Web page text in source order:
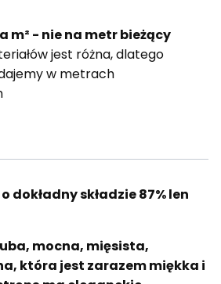
m² - nie na metr bieżący
jest różna, dlatego
w metrach
dokładny składzie 87% len
mocna, mięsista,
która jest zarazem miękka i